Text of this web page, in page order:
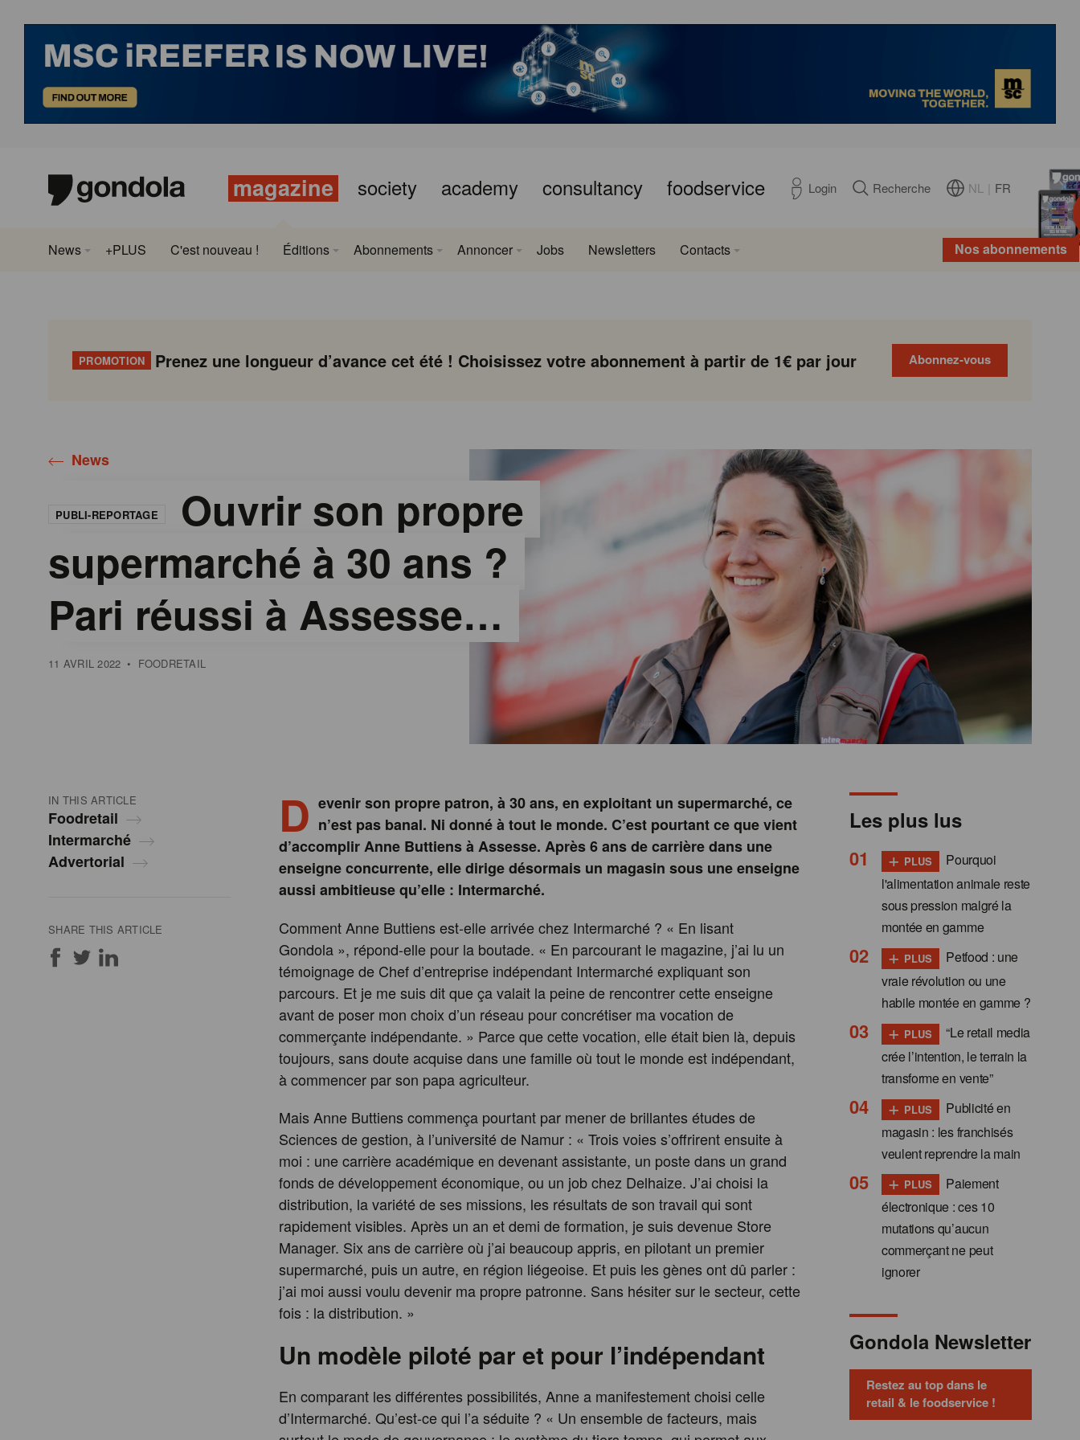
magazine society academy consultancy foodservice Login Recherche NL FR
Nos abonnements
News +PLUS C'est nouveau ! Éditions Abonnements Annoncer Jobs Newsletters Contacts
PROMOTION Prenez une longueur d’avance cet été ! Choisissez votre abonnement à partir de 1€ par jour Abonnez-vous
News
PUBLI-REPORTAGE
Ouvrir son propre
supermarché à 30 ans ?
Pari réussi à Assesse…
11 AVRIL 2022 • FOODRETAIL
IN THIS ARTICLE
Foodretail
Intermarché
Advertorial
SHARE THIS ARTICLE
D evenir son propre patron, à 30 ans, en exploitant un supermarché, ce
n’est pas banal. Ni donné à tout le monde. C’est pourtant ce que vient
d’accomplir Anne Buttiens à Assesse. Après 6 ans de carrière dans une
enseigne concurrente, elle dirige désormais un magasin sous une enseigne
aussi ambitieuse qu’elle : Intermarché.
Comment Anne Buttiens est-elle arrivée chez Intermarché ? « En lisant
Gondola », répond-elle pour la boutade. « En parcourant le magazine, j’ai lu un
témoignage de Chef d’entreprise indépendant Intermarché expliquant son
parcours. Et je me suis dit que ça valait la peine de rencontrer cette enseigne
avant de poser mon choix d’un réseau pour concrétiser ma vocation de
commerçante indépendante. » Parce que cette vocation, elle était bien là, depuis
toujours, sans doute acquise dans une famille où tout le monde est indépendant,
à commencer par son papa agriculteur.
Mais Anne Buttiens commença pourtant par mener de brillantes études de
Sciences de gestion, à l’université de Namur : « Trois voies s’offrirent ensuite à
moi : une carrière académique en devenant assistante, un poste dans un grand
fonds de développement économique, ou un job chez Delhaize. J’ai choisi la
distribution, la variété de ses missions, les résultats de son travail qui sont
rapidement visibles. Après un an et demi de formation, je suis devenue Store
Manager. Six ans de carrière où j’ai beaucoup appris, en pilotant un premier
supermarché, puis un autre, en région liégeoise. Et puis les gènes ont dû parler :
j’ai moi aussi voulu devenir ma propre patronne. Sans hésiter sur le secteur, cette
fois : la distribution. »
Un modèle piloté par et pour l’indépendant
En comparant les différentes possibilités, Anne a manifestement choisi celle
d’Intermarché. Qu’est-ce qui l’a séduite ? « Un ensemble de facteurs, mais
Les plus lus
+ PLUS
Pourquoi
l'alimentation animale reste
sous pression malgré la
montée en gamme
+ PLUS
Petfood : une
vraie révolution ou une
habile montée en gamme ?
+ PLUS
“Le retail media
crée l’intention, le terrain la
transforme en vente”
+ PLUS
Publicité en
magasin : les franchisés
veulent reprendre la main
+ PLUS
Paiement
électronique : ces 10
mutations qu’aucun
commerçant ne peut
ignorer
Gondola Newsletter
Restez au top dans le
retail & le foodservice !